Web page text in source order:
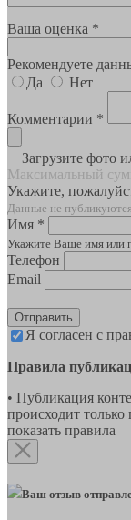
Ваша оценка *
Рекомендуете
Да
Нет
Комментарии *
Загрузите фото
Максимальный
Укажите,
Данные не
Имя *
Укажите Ваше имя или
Телефон
Email
Отправить
Я согласен с
Правила
• Публикация
происходит
показать правила
Ваш отзыв